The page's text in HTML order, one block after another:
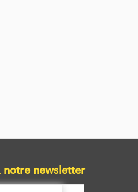
notre newsletter